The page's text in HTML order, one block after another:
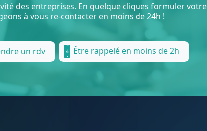
des entreprises. En quelque cliques formuler votre
à vous re-contacter en moins de 24h !
un rdv Être rappelé en moins de 2h